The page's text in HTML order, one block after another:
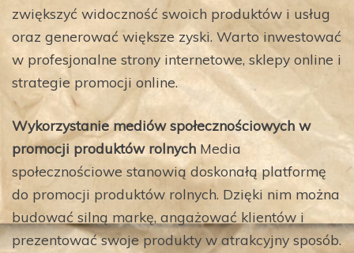
zwiększyć widoczność swoich produktów i usług
oraz generować większe zyski. Warto inwestować
w profesjonalne strony internetowe, sklepy online i
strategie promocji online.
Wykorzystanie mediów społecznościowych w
promocji produktów rolnych Media
społecznościowe stanowią doskonałą platformę
do promocji produktów rolnych. Dzięki nim można
budować silną markę, angażować klientów i
prezentować swoje produkty w atrakcyjny sposób.